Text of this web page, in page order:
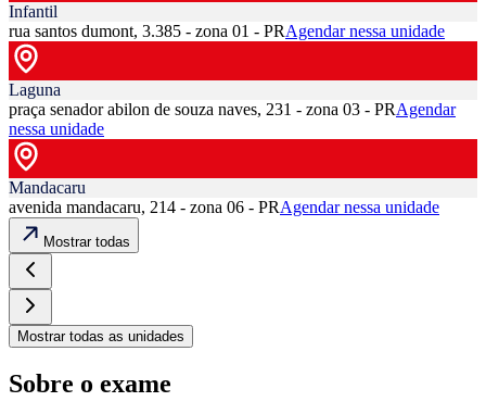
Infantil
rua santos dumont, 3.385 - zona 01 - PRAgendar nessa unidade
Laguna
praça senador abilon de souza naves, 231 - zona 03 - PRAgendar
nessa unidade
Mandacaru
avenida mandacaru, 214 - zona 06 - PRAgendar nessa unidade
Mostrar todas
Mostrar todas as unidades
Sobre o exame